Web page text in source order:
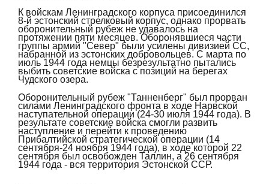
К войскам Ленинградского корпуса присоединился
8-й эстонский стрелковый корпус, однако прорвать
оборонительный рубеж не удавалось на
протяжении пяти месяцев. Оборонявшиеся части
группы армий "Север" были усилены дивизией СС,
набранной из эстонских добровольцев. С марта по
июль 1944 года немцы безрезультатно пытались
выбить советские войска с позиций на берегах
Чудского озера.
Оборонительный рубеж "Танненберг" был прорван
силами Ленинградского фронта в ходе Нарвской
наступательной операции (24-30 июля 1944 года). В
результате советские войска смогли развить
наступление и перейти к проведению
Прибалтийской стратегической операции (14
сентября-24 ноября 1944 года), в ходе которой 22
сентября был освобожден Таллин, а 26 сентября
1944 года - вся территория Эстонской ССР.